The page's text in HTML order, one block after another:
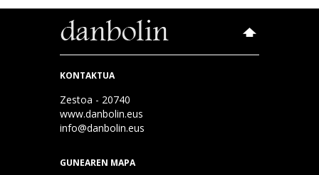
KONTAKTUA
Zestoa - 20740
www.danbolin.eus
info@danbolin.eus
GUNEAREN MAPA